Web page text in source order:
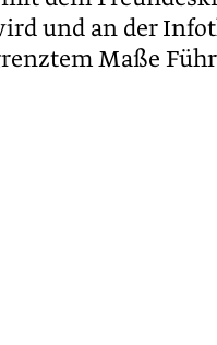
und an der
Maße